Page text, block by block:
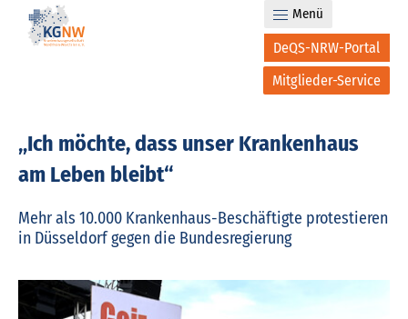
DeQS-NRW-Portal
Mitglieder-Service
Menü
„Ich möchte, dass unser Krankenhaus
am Leben bleibt“
Mehr als 10.000 Krankenhaus-Beschäftigte protestieren
in Düsseldorf gegen die Bundesregierung